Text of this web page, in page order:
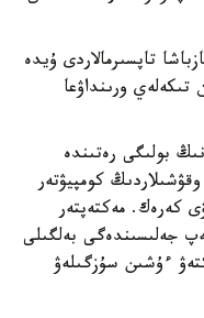
تاپسىرمالاردى ۇيدە
تىكەلەي ورىنداۋعا
بولىگى رەتىندە
كومپيۋتەر
كەرەك. مەكتەپتەر
جەلىسىندەگى بەلگىلى
ءۇشىن سۇزگىلەۋ